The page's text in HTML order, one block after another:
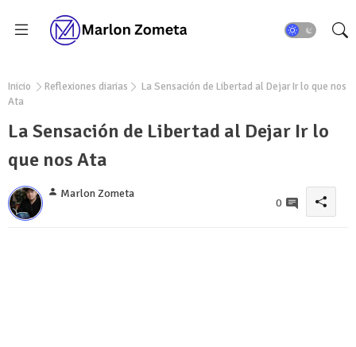
Inicio Reflexiones diarias
La Sensación de Libertad al Dejar Ir lo que nos
Ata
La Sensación de Libertad al Dejar Ir lo
que nos Ata
Marlon Zometa
0